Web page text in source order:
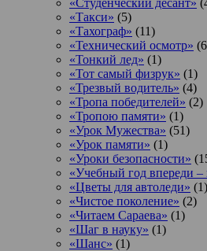
«Такси» (5)
«Тахограф» (11)
«Технический осмотр»
«Тонкий лед» (1)
«Тот самый физрук» (1)
«Трезвый водитель» (4)
«Тропа победителей» (2)
«Тропою памяти» (1)
«Урок Мужества» (51)
«Урок памяти» (1)
«Уроки безопасности»
«Учебный год впереди
«Цветы для автоледи» (1)
«Чистое поколение» (2)
«Читаем Сараева» (1)
«Шаг в науку» (1)
«Шанс» (1)